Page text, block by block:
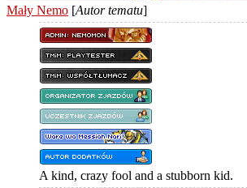
Mały Nemo [Autor tematu]
A kind, crazy fool and a stubborn kid.